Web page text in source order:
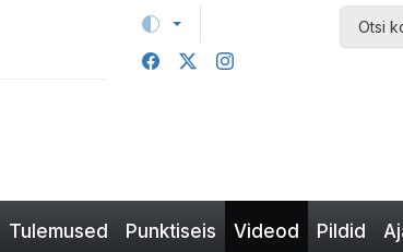
Tulemused Punktiseis Videod Pildid